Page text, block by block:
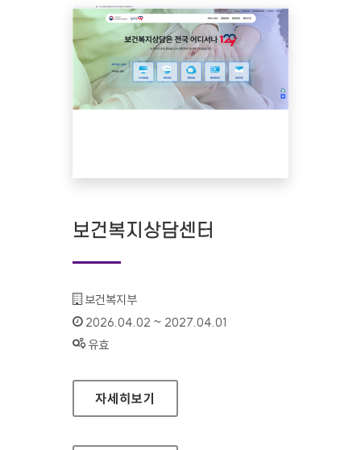
보건복지상담센터
기관명 :
보건복지부
인증기간 :
2026.04.02 ~ 2027.04.01
상태 :
유효
보건복지상담센터
자세히보기